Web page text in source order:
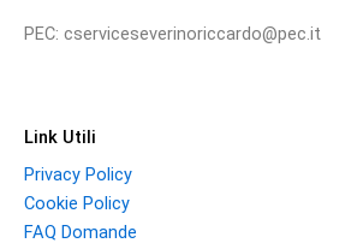
PEC: cserviceseverinoriccardo@pec.it
Link Utili
Privacy Policy
Cookie Policy
FAQ Domande